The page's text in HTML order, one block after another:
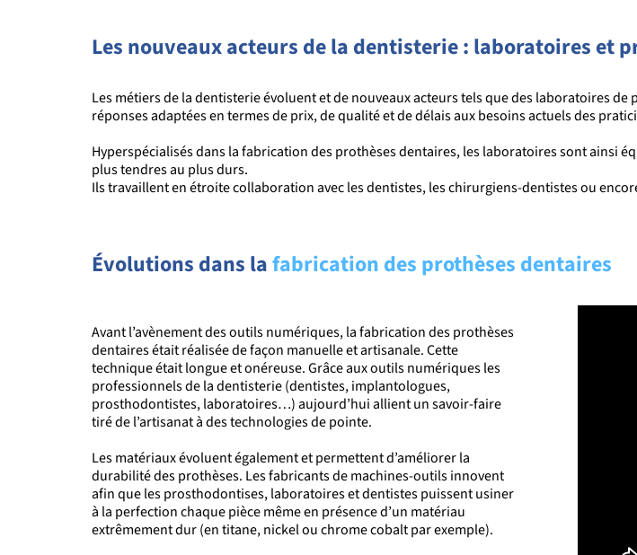
Les nouveaux acteurs de la dentisterie : laboratoires et
Les métiers de la dentisterie évoluent et de nouveaux acteurs tels que des laboratoires
réponses adaptées en termes de prix, de qualité et de délaisaux besoins actuels des
Hyperspécialisés dans la fabrication des prothèses dentaires, les laboratoires sont ainsi
plus tendresau plus durs.
Ils travaillent en étroite collaboration avec les dentistes, les chirurgiens-dentistes ou
Évolutions dans lafabrication des prothèses dentaires
Avant l’avènement des outils numériques, la fabrication des prothèses
dentaires était réalisée de façon manuelle et artisanale. Cette
technique était longue et onéreuse. Grâce aux outils numériques les
professionnels de la dentisterie (dentistes, implantologues,
prosthodontistes, laboratoires…) aujourd’hui allient un savoir-faire
tiré de l’artisanat à des technologies de pointe.
Les matériauxévoluent égalementet permettent d’améliorer la
durabilité des prothèses. Les fabricants de machines-outils innovent
afin que les prosthodontises, laboratoires et dentistes puissent usiner
à la perfection chaque pièce même en présence d’un matériau
extrêmement dur (en titane, nickel ou chrome cobalt par exemple).